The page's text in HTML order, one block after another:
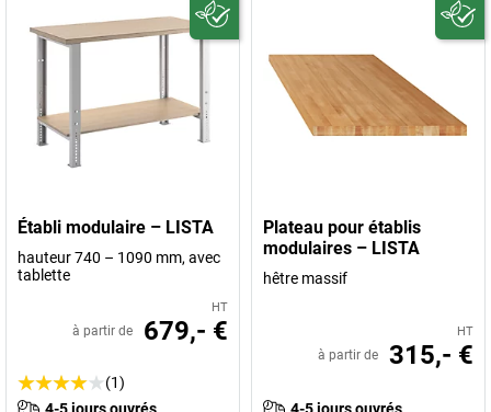
Établi modulaire – LISTA
hauteur 740 – 1090 mm, avec
tablette
HT
à partir de 679,- €
(1)
4-5 jours ouvrés
Plateau pour établis
modulaires – LISTA
hêtre massif
HT
à partir de 315,- €
4-5 jours ouvrés